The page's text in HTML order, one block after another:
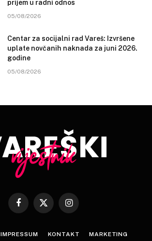
prijem u radni odnos
05/08/2026
Centar za socijalni rad Vareš: Izvršene
uplate novčanih naknada za juni 2026.
godine
05/08/2026
Facebook
X
Instagram
IMPRESSUM KONTAKT MARKETING